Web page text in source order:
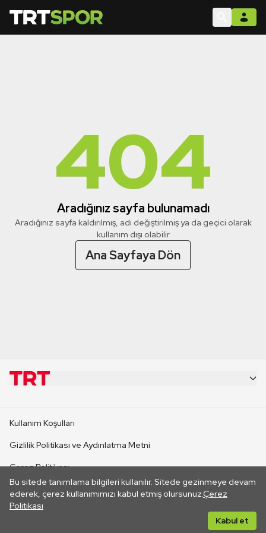
404
Aradığınız sayfa bulunamadı
Aradığınız sayfa kaldırılmış, adı değiştirilmiş ya da geçici olarak
kullanım dışı olabilir
Ana Sayfaya Dön
Bu sitede tanımlama bilgileri kullanılır. Sitede gezinmeye devam
ederek, çerez kullanımımızı kabul etmiş olursunuz.Çerez
Politikası
Kabul et
CANLI YAYINLAR
Kullanım Koşulları
Gizlilik Politikası ve Aydınlatma Metni
Çerez Politikası
İletişim
Her hakkı saklıdır. ©2026 TRT. Bağlantı yoluyla gidilen dış